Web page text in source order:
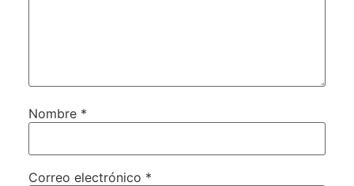
Nombre *
Correo electrónico *